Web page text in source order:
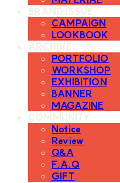
BRAND ISSUE
CAMPAIGN
LOOKBOOK
ARCHIVE
PORTFOLIO
WORKSHOP
EXHIBITION
BANNER
MAGAZINE
COMMUNITY
Notice
Review
Q&A
F.A.Q
GIFT